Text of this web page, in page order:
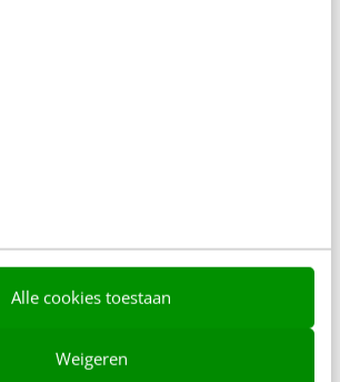
Alle cookies toestaan
Weigeren